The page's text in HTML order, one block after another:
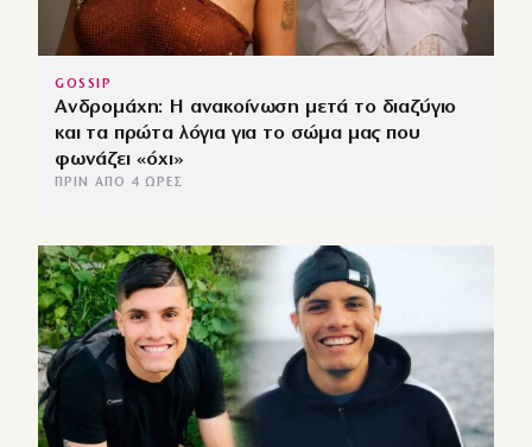
GOSSIP
Ανδρομάχη: Η ανακοίνωση μετά το διαζύγιο
και τα πρώτα λόγια για το σώμα μας που
φωνάζει «όχι»
ΠΡΙΝ ΑΠΌ 4 ΏΡΕΣ